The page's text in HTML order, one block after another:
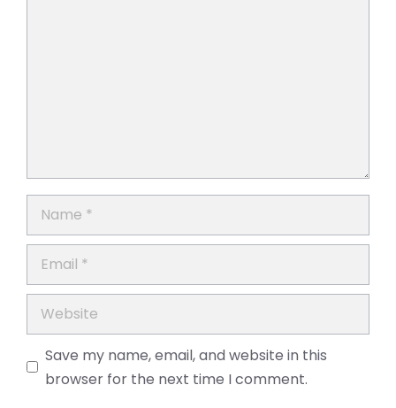
Name
Email
Website
Save my name, email, and website in this
browser for the next time I comment.